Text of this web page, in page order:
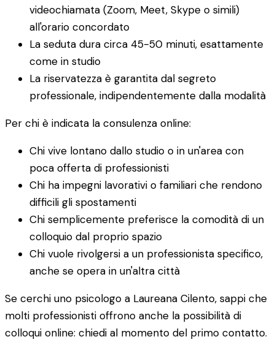
videochiamata (Zoom, Meet, Skype o simili)
all'orario concordato
La seduta dura circa 45-50 minuti, esattamente
come in studio
La riservatezza è garantita dal segreto
professionale, indipendentemente dalla modalità
Per chi è indicata la consulenza online:
Chi vive lontano dallo studio o in un'area con
poca offerta di professionisti
Chi ha impegni lavorativi o familiari che rendono
difficili gli spostamenti
Chi semplicemente preferisce la comodità di un
colloquio dal proprio spazio
Chi vuole rivolgersi a un professionista specifico,
anche se opera in un'altra città
Se cerchi uno psicologo a Laureana Cilento, sappi che
molti professionisti offrono anche la possibilità di
colloqui online: chiedi al momento del primo contatto.